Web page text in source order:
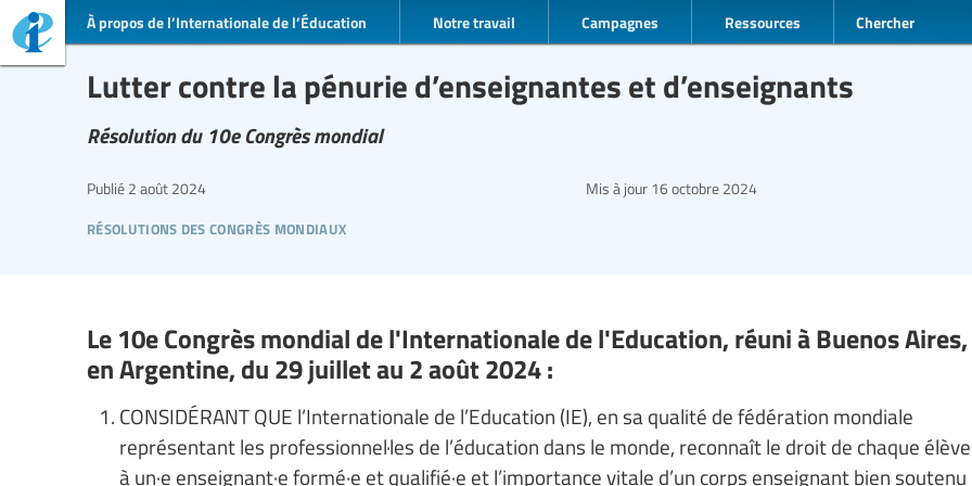
À propos de l’Internationale de l’Éducation Notre travail Campagnes Ressources Chercher
Lutter contre la pénurie d’enseignantes et d’enseignants
Résolution du 10e Congrès mondial
résolutions des congrès mondiaux
Publié 2 août 2024 Mis à jour 16 octobre 2024
Le 10e Congrès mondial de l'Internationale de l'Education, réuni à Buenos Aires,
en Argentine, du 29 juillet au 2 août 2024 :
CONSIDÉRANT QUE l’Internationale de l’Education (IE), en sa qualité de fédération mondiale
représentant les professionnel·les de l’éducation dans le monde, reconnaît le droit de chaque élève
à un·e enseignant·e formé·e et qualifié·e et l’importance vitale d’un corps enseignant bien soutenu